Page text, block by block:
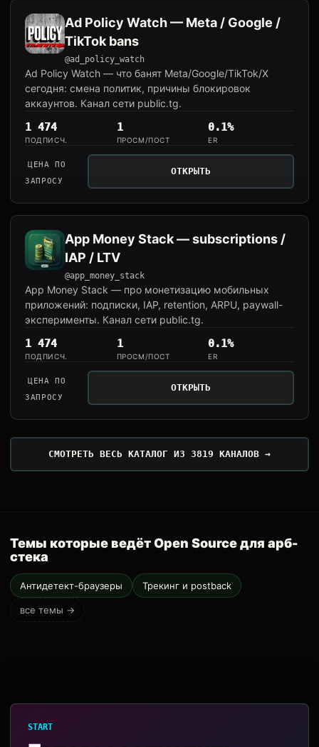
Ad Policy Watch — Meta / Google /
TikTok bans
@ad_policy_watch
Ad Policy Watch — что банят Meta/Google/TikTok/X
сегодня: смена политик, причины блокировок
аккаунтов. Канал сети public.tg.
1 474
ПОДПИСЧ.
1
ПРОСМ/ПОСТ
0.1%
ER
ЦЕНА ПО
ЗАПРОСУ
ОТКРЫТЬ
App Money Stack — subscriptions /
IAP / LTV
@app_money_stack
App Money Stack — про монетизацию мобильных
приложений: подписки, IAP, retention, ARPU, paywall-
эксперименты. Канал сети public.tg.
1 474
ПОДПИСЧ.
1
ПРОСМ/ПОСТ
0.1%
ER
ЦЕНА ПО
ЗАПРОСУ
ОТКРЫТЬ
СМОТРЕТЬ ВЕСЬ КАТАЛОГ ИЗ 3819 КАНАЛОВ →
Темы которые ведёт Open Source для арб-
стека
Антидетект-браузеры Трекинг и postback
все темы →
START